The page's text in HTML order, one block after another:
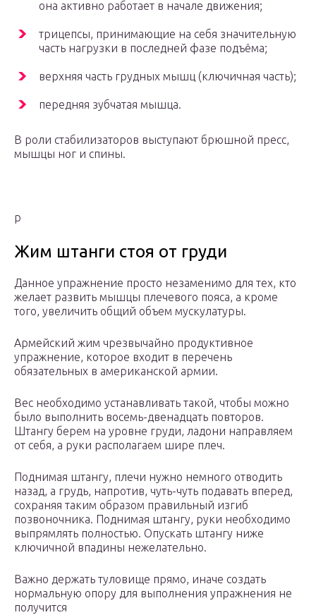
она активно работает в начале движения;
трицепсы, принимающие на себя значительную
часть нагрузки в последней фазе подъёма;
верхняя часть грудных мышц (ключичная часть);
передняя зубчатая мышца.
В роли стабилизаторов выступают брюшной пресс,
мышцы ног и спины.
р
Жим штанги стоя от груди
Данное упражнение просто незаменимо для тех, кто
желает развить мышцы плечевого пояса, а кроме
того, увеличить общий объем мускулатуры.
Армейский жим чрезвычайно продуктивное
упражнение, которое входит в перечень
обязательных в американской армии.
Вес необходимо устанавливать такой, чтобы можно
было выполнить восемь-двенадцать повторов.
Штангу берем на уровне груди, ладони направляем
от себя, а руки располагаем шире плеч.
Поднимая штангу, плечи нужно немного отводить
назад, а грудь, напротив, чуть-чуть подавать вперед,
сохраняя таким образом правильный изгиб
позвоночника. Поднимая штангу, руки необходимо
выпрямлять полностью. Опускать штангу ниже
ключичной впадины нежелательно.
Важно держать туловище прямо, иначе создать
нормальную опору для выполнения упражнения не
получится